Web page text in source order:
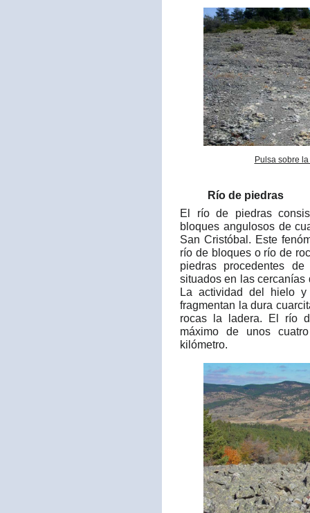
Pulsa sobre
Río de piedras
El río de piedras
bloques angulosos de
San Cristóbal. Este
río de bloques o río de
piedras procedentes
situados en las
La actividad del hielo y
fragmentan la dura
rocas la ladera. El río
máximo de unos
kilómetro.